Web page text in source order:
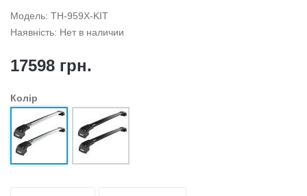
Модель: TH-959X-KIT
Наявність: Нет в наличии
17598 грн.
Колір